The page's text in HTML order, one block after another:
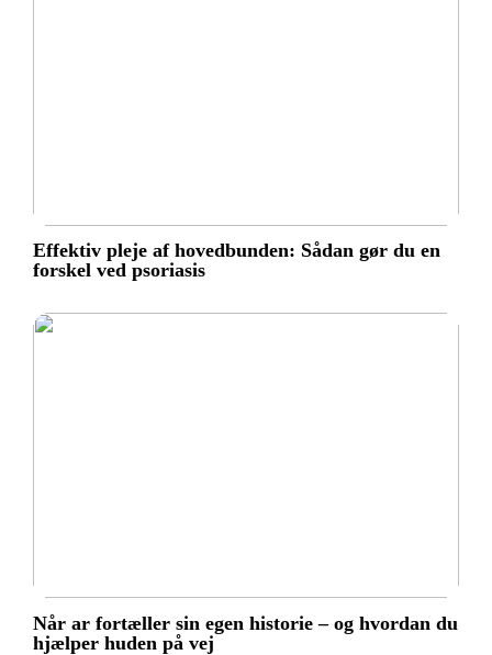
Effektiv pleje af hovedbunden: Sådan gør du en
forskel ved psoriasis
Når ar fortæller sin egen historie – og hvordan du
hjælper huden på vej